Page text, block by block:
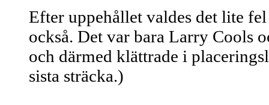
Efter uppehållet valdes det lite
också. Det var bara Larry Cools
och därmed klättrade i
sista sträcka.)